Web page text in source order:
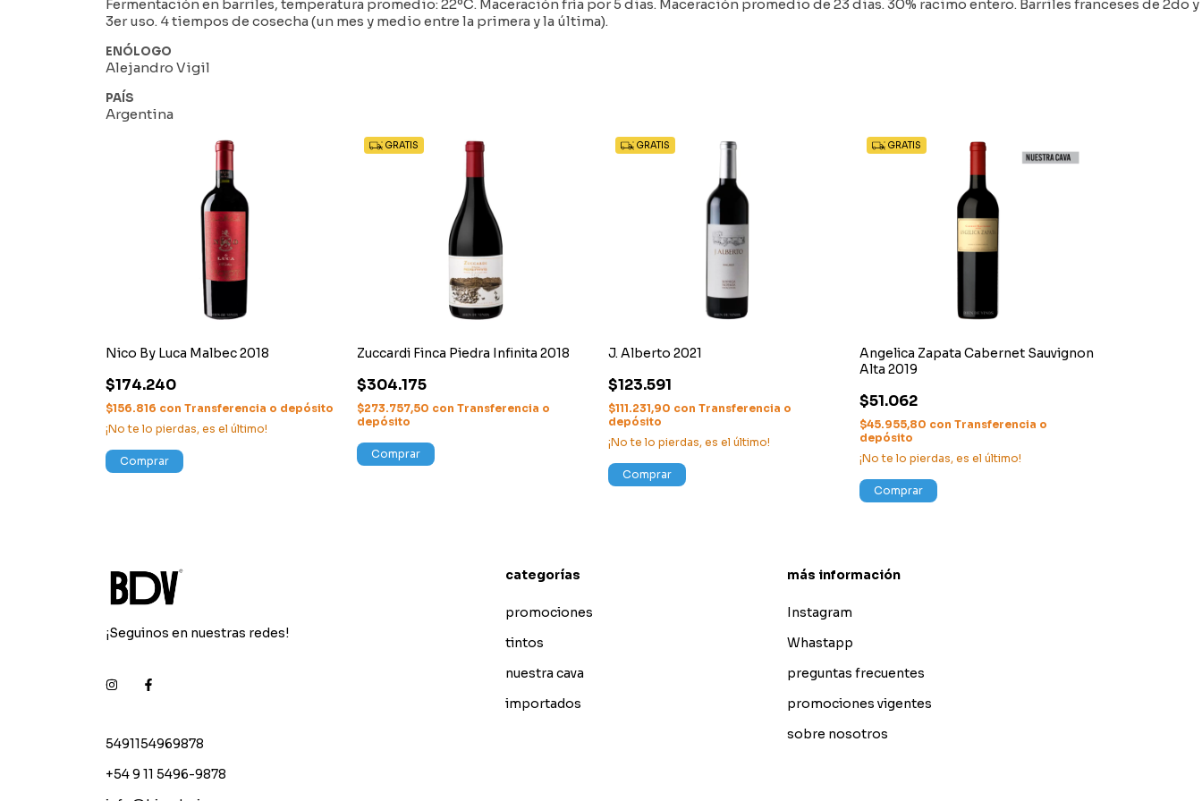
Fermentación en barriles, temperatura promedio: 22ºC. Maceración fría por 5 dias. Maceración promedio de 23 dias. 30% racimo entero. Barriles franceses de 2do y
3er uso. 4 tiempos de cosecha (un mes y medio entre la primera y la última).
ENÓLOGO
Alejandro Vigil
PAÍS
Argentina
Nico By Luca Malbec 2018
$174.240
$156.816 con Transferencia o depósito
¡No te lo pierdas, es el último!
Comprar
GRATIS
Zuccardi Finca Piedra Infinita 2018
$304.175
$273.757,50 con Transferencia o
depósito
Comprar
GRATIS
J. Alberto 2021
$123.591
$111.231,90 con Transferencia o
depósito
¡No te lo pierdas, es el último!
Comprar
GRATIS
Angelica Zapata Cabernet Sauvignon
Alta 2019
$51.062
$45.955,80 con Transferencia o
depósito
¡No te lo pierdas, es el último!
Comprar
¡Seguinos en nuestras redes!
5491154969878
+54 9 11 5496-9878
categorías
promociones
tintos
nuestra cava
importados
más información
Instagram
Whastapp
preguntas frecuentes
promociones vigentes
sobre nosotros